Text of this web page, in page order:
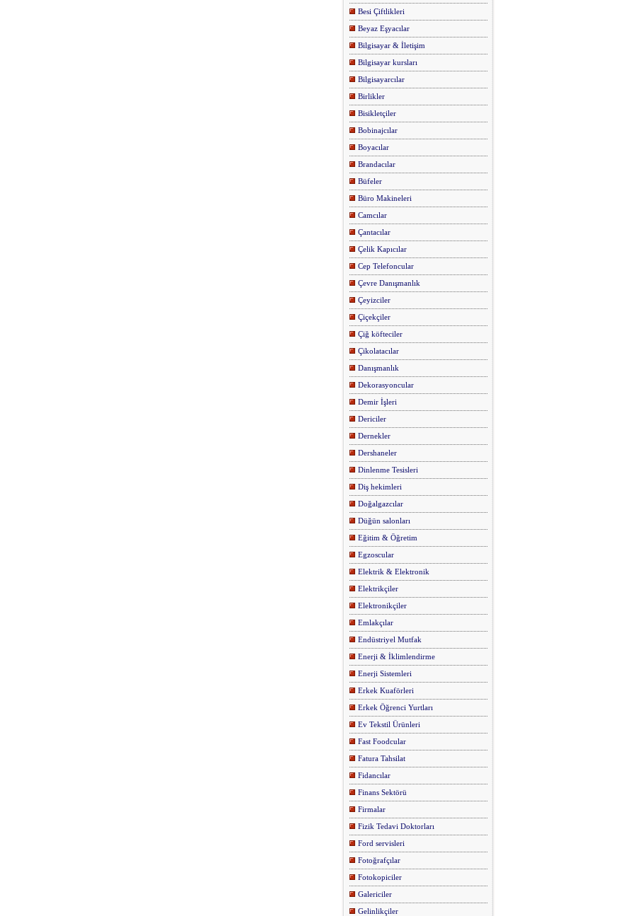
Besi Çiftlikleri
Beyaz Eşyacılar
Bilgisayar & İletişim
Bilgisayar kursları
Bilgisayarcılar
Birlikler
Bisikletçiler
Bobinajcılar
Boyacılar
Brandacılar
Büfeler
Büro Makineleri
Camcılar
Çantacılar
Çelik Kapıcılar
Cep Telefoncular
Çevre Danışmanlık
Çeyizciler
Çiçekçiler
Çiğ köfteciler
Çikolatacılar
Danışmanlık
Dekorasyoncular
Demir İşleri
Dericiler
Dernekler
Dershaneler
Dinlenme Tesisleri
Diş hekimleri
Doğalgazcılar
Düğün salonları
Eğitim & Öğretim
Egzoscular
Elektrik & Elektronik
Elektrikçiler
Elektronikçiler
Emlakçılar
Endüstriyel Mutfak
Enerji & İklimlendirme
Enerji Sistemleri
Erkek Kuaförleri
Erkek Öğrenci Yurtları
Ev Tekstil Ürünleri
Fast Foodcular
Fatura Tahsilat
Fidancılar
Finans Sektörü
Firmalar
Fizik Tedavi Doktorları
Ford servisleri
Fotoğrafçılar
Fotokopiciler
Galericiler
Gelinlikçiler